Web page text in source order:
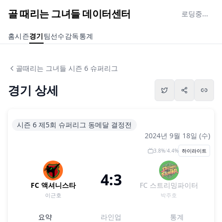
골 때리는 그녀들 데이터센터 로딩중...
홈시즌경기팀선수감독통계
골때리는 그녀들 시즌 6 슈퍼리그
경기 상세
시즌 6 제5회 슈퍼리그 동메달 결정전
2024년 9월 18일 (수)
3.8%/4.4% 하이라이트
FC 액셔니스타
이근호
4:3 FC 스트리밍파이터
박주호
요약 라인업 통계